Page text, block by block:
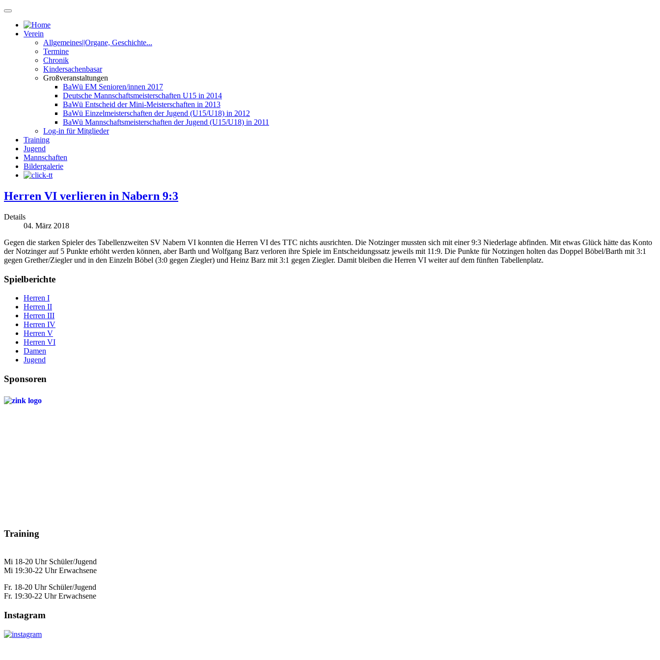
Verein
Allgemeines||Organe, Geschichte...
Termine
Chronik
Kindersachenbasar
Großveranstaltungen
BaWü EM Senioren/innen 2017
Deutsche Mannschaftsmeisterschaften U15 in 2014
BaWü Entscheid der Mini-Meisterschaften in 2013
BaWü Einzelmeisterschaften der Jugend (U15/U18) in 2012
BaWü Mannschaftsmeisterschaften der Jugend (U15/U18) in 2011
Log-in für Mitglieder
Training
Jugend
Mannschaften
Bildergalerie
Herren VI verlieren in Nabern 9:3
Details
04. März 2018
Gegen die starken Spieler des Tabellenzweiten SV Nabern VI konnten die Herren VI des TTC nichts ausrichten. Die Notzinger mussten sich mit einer 9:3 Niederlage abfinden. Mit etwas Glück hätte das Konto
der Notzinger auf 5 Punkte erhöht werden können, aber Barth und Wolfgang Barz verloren ihre Spiele im Entscheidungssatz jeweils mit 11:9. Die Punkte für Notzingen holten das Doppel Böbel/Barth mit 3:1
gegen Grether/Ziegler und in den Einzeln Böbel (3:0 gegen Ziegler) und Heinz Barz mit 3:1 gegen Ziegler. Damit bleiben die Herren VI weiter auf dem fünften Tabellenplatz.
Spielberichte
Herren I
Herren II
Herren III
Herren IV
Herren V
Herren VI
Damen
Jugend
Sponsoren
Training
Mi 18-20 Uhr Schüler/Jugend
Mi 19:30-22 Uhr Erwachsene
Fr. 18-20 Uhr Schüler/Jugend
Fr. 19:30-22 Uhr Erwachsene
Instagram